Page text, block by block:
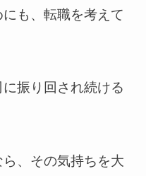
も、転職を考えて
振り回され続ける
ら、その気持ちを大